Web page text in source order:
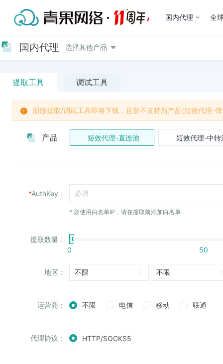
国内代理 全
国内代理 选择其他产品
提取工具 调试工具
旧版提取/调试工具即将下线，且暂不支持新产品(短效代理-
产品 短效代理-直连池 短效代理-中转
*AuthKey :
* 如使用白名单IP，请在提取前添加白名单
提取数量 :
0
50
地区 :
运营商 : 不限 电信 移动 联通
代理协议 : HTTP/SOCKS5